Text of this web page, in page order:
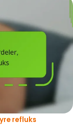
refluks